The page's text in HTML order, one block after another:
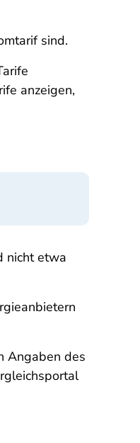
sind.
anzeigen,
nicht etwa
Angaben des